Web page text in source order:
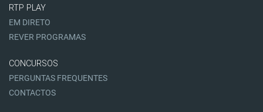
RTP PLAY
EM DIRETO
REVER PROGRAMAS
CONCURSOS
PERGUNTAS FREQUENTES
CONTACTOS